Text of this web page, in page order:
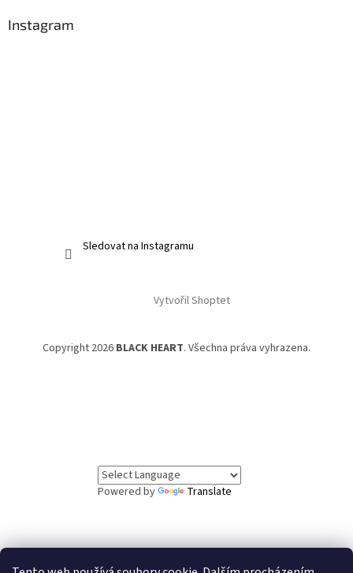
Instagram
Sledovat na Instagramu
Vytvořil Shoptet
Copyright 2026 BLACK HEART. Všechna práva vyhrazena.
Powered by Translate